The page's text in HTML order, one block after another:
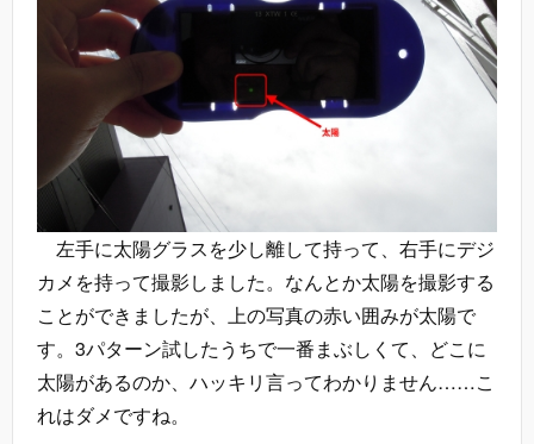
左手に太陽グラスを少し離して持って、右手にデジ
カメを持って撮影しました。なんとか太陽を撮影する
ことができましたが、上の写真の赤い囲みが太陽で
す。3パターン試したうちで一番まぶしくて、どこに
太陽があるのか、ハッキリ言ってわかりません……こ
れはダメですね。